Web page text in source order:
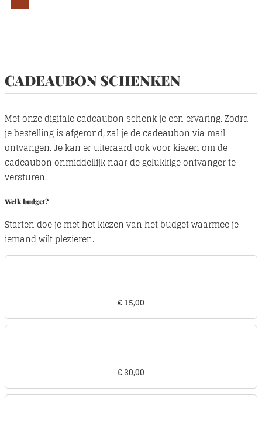
CADEAUBON SCHENKEN
Met onze digitale cadeaubon schenk je een ervaring. Zodra
je bestelling is afgerond, zal je de cadeaubon via mail
ontvangen. Je kan er uiteraard ook voor kiezen om de
cadeaubon onmiddellijk naar de gelukkige ontvanger te
versturen.
Welk budget?
Starten doe je met het kiezen van het budget waarmee je
iemand wilt plezieren.
€ 15,00
€ 30,00